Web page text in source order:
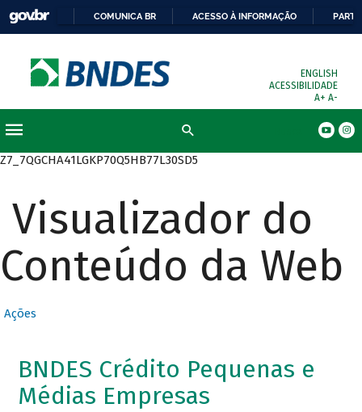
COMUNICA BR ACESSO À INFORMAÇÃO
ENGLISH
ACESSIBILIDADE
A+ A-
Z7_7QGCHA41LGKP70Q5HB77L30SD5
Visualizador do
Conteúdo da Web
Ações
BNDES Crédito Pequenas e
Médias Empresas